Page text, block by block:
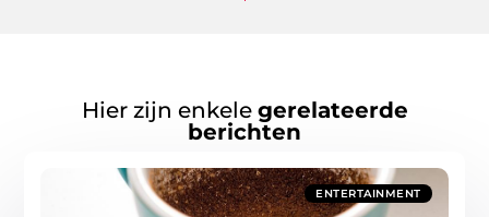
Hier zijn enkele gerelateerde
berichten
ENTERTAINMENT